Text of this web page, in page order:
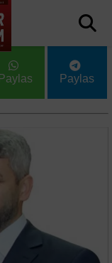
Paylas Paylas